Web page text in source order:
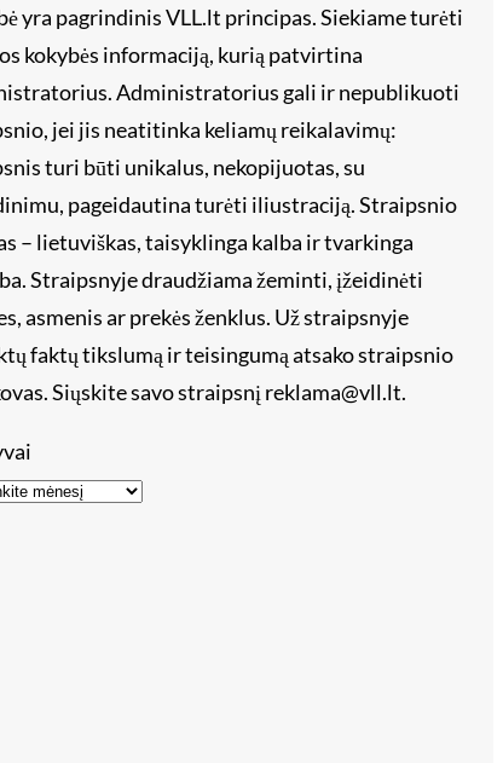
yra pagrindinis VLL.lt principas. Siekiame turėti
kokybės informaciją, kurią patvirtina
Administratorius gali ir nepublikuoti
jei jis neatitinka keliamų reikalavimų:
turi būti unikalus, nekopijuotas, su
pageidautina turėti iliustraciją. Straipsnio
– lietuviškas, taisyklinga kalba ir tvarkinga
Straipsnyje draudžiama žeminti, įžeidinėti
asmenis ar prekės ženklus. Už straipsnyje
faktų tikslumą ir teisingumą atsako straipsnio
Siųskite savo straipsnį reklama@vll.lt.